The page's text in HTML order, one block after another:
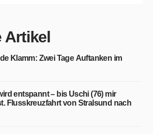
Artikel
Klamm: Zwei Tage Auftanken im
entspannt – bis Uschi (76) mir
Flusskreuzfahrt von Stralsund nach